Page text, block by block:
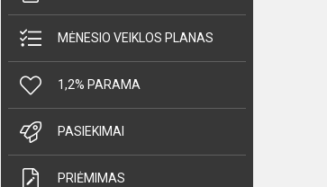
MĖNESIO VEIKLOS PLANAS
1,2% PARAMA
PASIEKIMAI
PRIĖMIMAS